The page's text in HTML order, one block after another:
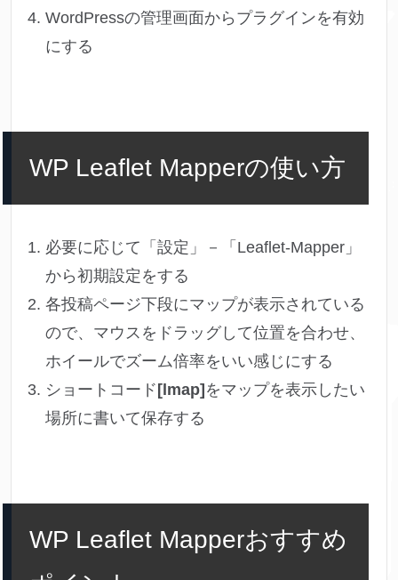
WordPressの管理画面からプラグインを有効
にする
WP Leaflet Mapperの使い方
必要に応じて「設定」－「Leaflet-Mapper」
から初期設定をする
各投稿ページ下段にマップが表示されている
ので、マウスをドラッグして位置を合わせ、
ホイールでズーム倍率をいい感じにする
ショートコード [lmap] をマップを表示したい
場所に書いて保存する
WP Leaflet Mapperおすすめ